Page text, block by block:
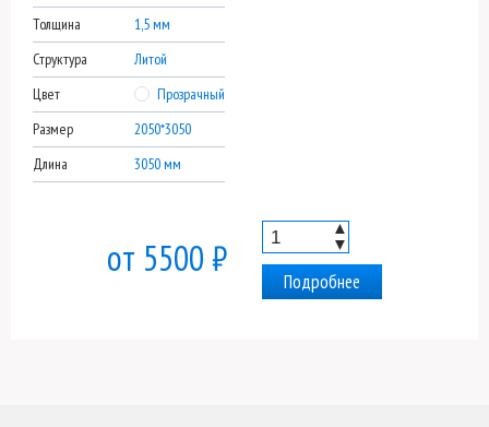
Толщина
1,5 мм
Структура
Литой
Цвет
Прозрачный
Размер
2050*3050
Длина
3050 мм
от 5500 ₽
▲
▼
Подробнее